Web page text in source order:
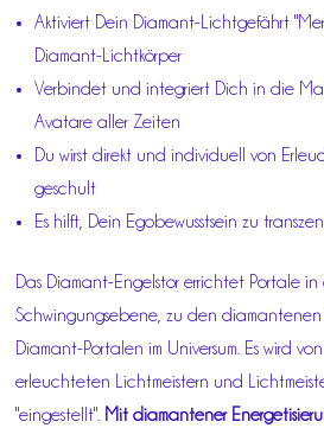
Aktiviert Dein Diamant-Lichtgefährt
Diamant-Lichtkörper
Verbindet und integriert Dich in die
Avatare aller Zeiten
Du wirst direkt und individuell von
geschult
Es hilft, Dein Egobewusstsein zu
Das Diamant-Engelstor errichtet Portale
Schwingungsebene, zu den
Diamant-Portalen im Universum. Es wird
erleuchteten Lichtmeistern und
"eingestellt". Mit diamantener